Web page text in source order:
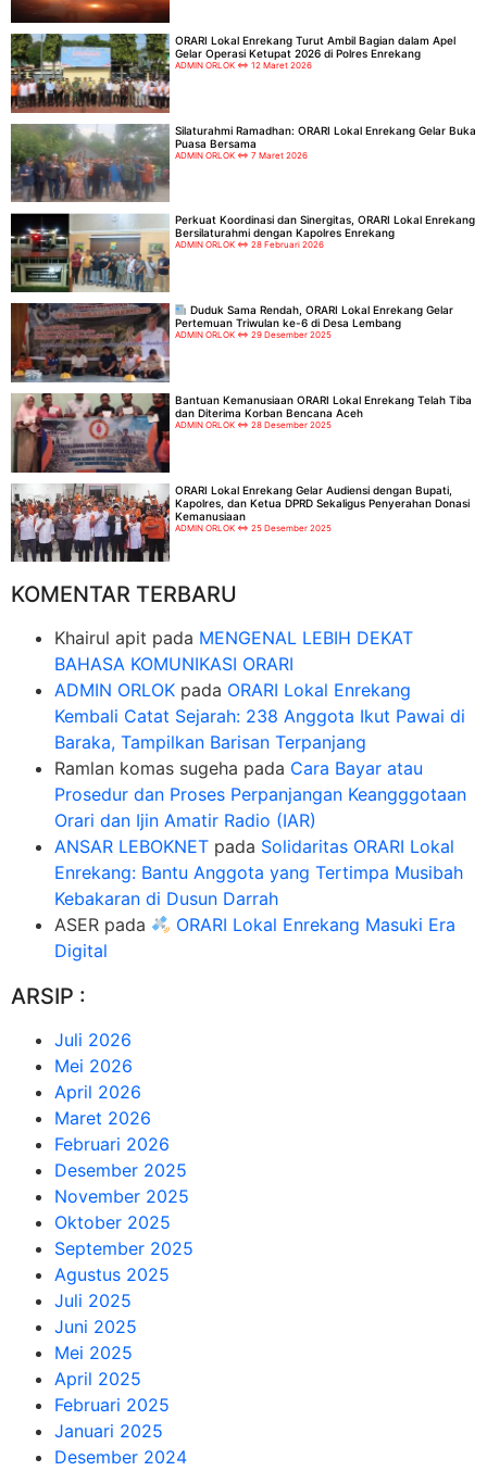
ORARI Lokal Enrekang Turut Ambil Bagian dalam Apel
Gelar Operasi Ketupat 2026 di Polres Enrekang
ADMIN ORLOK 12 Maret 2026
Silaturahmi Ramadhan: ORARI Lokal Enrekang Gelar Buka
Puasa Bersama
ADMIN ORLOK 7 Maret 2026
Perkuat Koordinasi dan Sinergitas, ORARI Lokal Enrekang
Bersilaturahmi dengan Kapolres Enrekang
ADMIN ORLOK 28 Februari 2026
Duduk Sama Rendah, ORARI Lokal Enrekang Gelar
Pertemuan Triwulan ke-6 di Desa Lembang
ADMIN ORLOK 29 Desember 2025
Bantuan Kemanusiaan ORARI Lokal Enrekang Telah Tiba
dan Diterima Korban Bencana Aceh
ADMIN ORLOK 28 Desember 2025
ORARI Lokal Enrekang Gelar Audiensi dengan Bupati,
Kapolres, dan Ketua DPRD Sekaligus Penyerahan Donasi
Kemanusiaan
ADMIN ORLOK 25 Desember 2025
KOMENTAR TERBARU
Khairul apit pada MENGENAL LEBIH DEKAT
BAHASA KOMUNIKASI ORARI
ADMIN ORLOK pada ORARI Lokal Enrekang
Kembali Catat Sejarah: 238 Anggota Ikut Pawai di
Baraka, Tampilkan Barisan Terpanjang
Ramlan komas sugeha pada Cara Bayar atau
Prosedur dan Proses Perpanjangan Keangggotaan
Orari dan Ijin Amatir Radio (IAR)
ANSAR LEBOKNET pada Solidaritas ORARI Lokal
Enrekang: Bantu Anggota yang Tertimpa Musibah
Kebakaran di Dusun Darrah
ASER pada
ORARI Lokal Enrekang Masuki Era
Digital
ARSIP :
Juli 2026
Mei 2026
April 2026
Maret 2026
Februari 2026
Desember 2025
November 2025
Oktober 2025
September 2025
Agustus 2025
Juli 2025
Juni 2025
Mei 2025
April 2025
Februari 2025
Januari 2025
Desember 2024